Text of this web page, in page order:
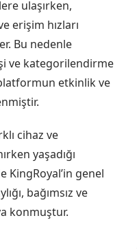
ulaşırken,
erişim hızları
Bu nedenle
ve kategorilendirme
etkinlik ve
cihaz ve
yaşadığı
KingRoyal’in genel
bağımsız ve
konmuştur.